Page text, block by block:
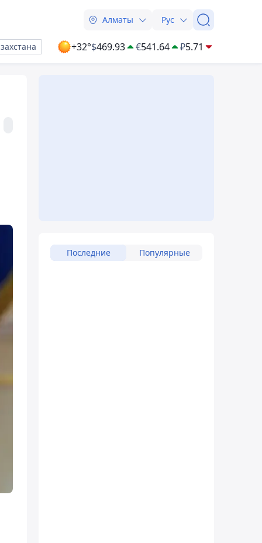
Алматы Рус
+32°$469.93 €541.64 ₽5.71
Последние Популярные